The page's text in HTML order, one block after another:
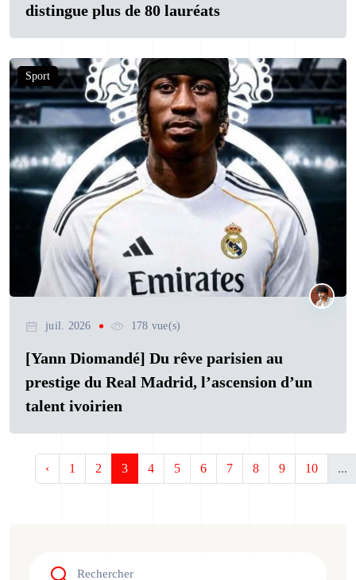
distingue plus de 80 lauréats
Sport
juil. 2026 178 vue(s)
[Yann Diomandé] Du rêve parisien au
prestige du Real Madrid, l’ascension d’un
talent ivoirien
‹ 1 2 3 4 5 6 7 8 9 10 ...